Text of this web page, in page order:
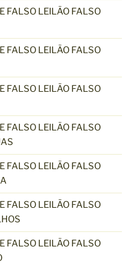
FALSO LEILÃO FALSO
FALSO LEILÃO FALSO
FALSO LEILÃO FALSO
FALSO LEILÃO FALSO
FALSO LEILÃO FALSO
FALSO LEILÃO FALSO
FALSO LEILÃO FALSO